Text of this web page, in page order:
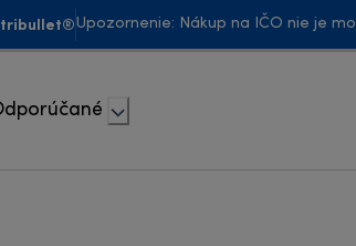
Upozornenie: Nákup na IČO nie je